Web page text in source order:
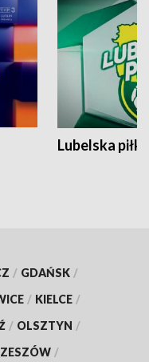
Lubelska piłka
/ GDAŃSK /
/ KIELCE /
/ OLSZTYN /
/